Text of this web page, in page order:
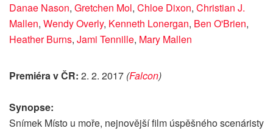
Danae Nason, Gretchen Mol, Chloe Dixon, Christian J.
Mallen, Wendy Overly, Kenneth Lonergan, Ben O'Brien,
Heather Burns, Jami Tennille, Mary Mallen
Premiéra v ČR: 2. 2. 2017 (Falcon)
Synopse:
Snímek Místo u moře, nejnovější film úspěšného scenáristy